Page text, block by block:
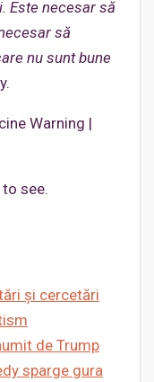
Este necesar să
să
nu sunt bune
Warning |
see.
și cercetări
de Trump
sparge gura